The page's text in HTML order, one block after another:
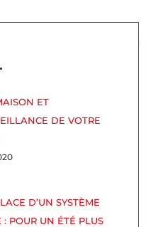
ET
DE VOTRE
D’UN SYSTÈME
: POUR UN ÉTÉ PLUS